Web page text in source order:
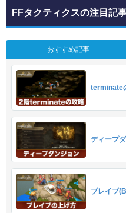
FFタクティクスの注目記
おすすめ記事
terminate
ディープ
ブレイブ